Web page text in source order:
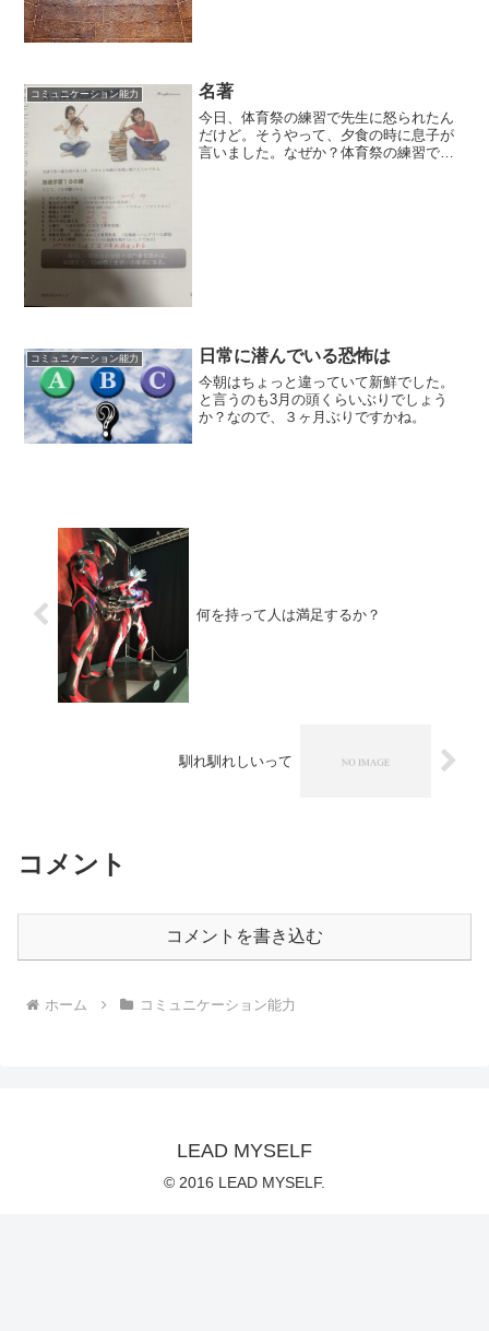
コミュニケーション能力 名著
今日、体育祭の練習で先生に怒られたん
だけど。そうやって、夕食の時に息子が
言いました。なぜか？体育祭の練習で綱
コミュニケーション能力 日常に潜んでいる恐怖は
今朝はちょっと違っていて新鮮でした。
と言うのも3月の頭くらいぶりでしょう
か？なので、３ヶ月ぶりですかね。
何を持って人は満足するか？
馴れ馴れしいって
コメント
コメントを書き込む
ホーム コミュニケーション能力
LEAD MYSELF
© 2016 LEAD MYSELF.